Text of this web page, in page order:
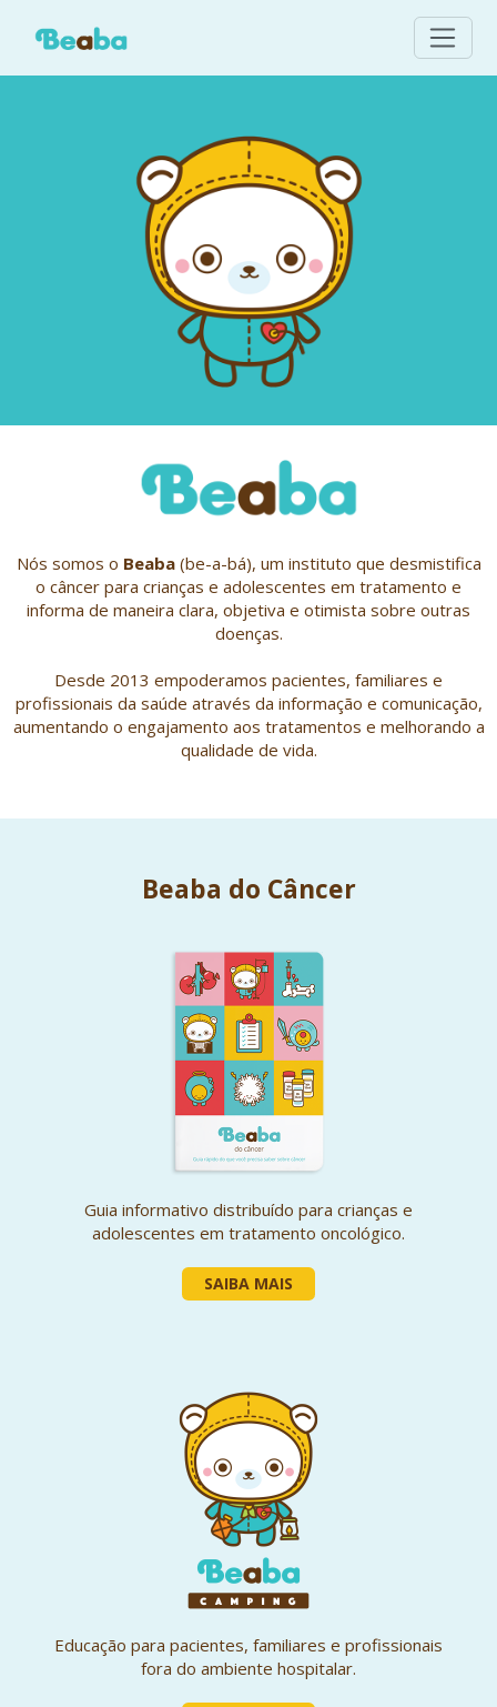
Nós somos o Beaba(be-a-bá), um instituto que desmistifica
o câncer para crianças e adolescentes em tratamento e
informa de maneira clara, objetiva e otimista sobre outras
doenças.
Desde 2013 empoderamos pacientes, familiares e
profissionais da saúde através da informação e comunicação,
aumentando o engajamento aos tratamentos e melhorando a
qualidade de vida.
Beaba do Câncer
Guia informativo distribuído para crianças e
adolescentes em tratamento oncológico.
SAIBA MAIS
Educação para pacientes, familiares e profissionais
fora do ambiente hospitalar.